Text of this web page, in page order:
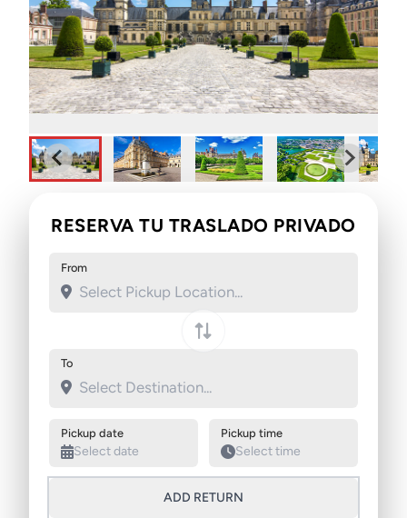
RESERVA TU TRASLADO PRIVADO
From
Swap pickup and destination
To
Pickup date Pickup time
ADD RETURN